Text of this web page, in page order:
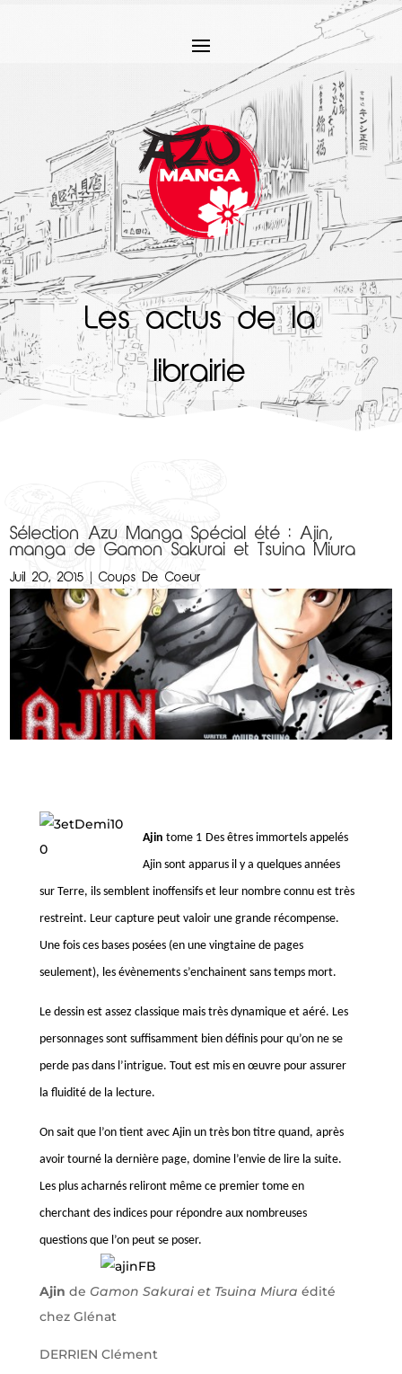
Les actus de la
librairie
Sélection Azu Manga Spécial été : Ajin,
manga de Gamon Sakurai et Tsuina Miura
Juil 20, 2015 |Coups De Coeur
Ajin tome 1 Des êtres immortels appelés
Ajin sont apparus il y a quelques années
sur Terre, ils semblent inoffensifs et leur nombre connu est très
restreint. Leur capture peut valoir une grande récompense.
Une fois ces bases posées (en une vingtaine de pages
seulement), les évènements s’enchainent sans temps mort.
Le dessin est assez classique mais très dynamique et aéré. Les
personnages sont suffisamment bien définis pour qu’on ne se
perde pas dans l’intrigue. Tout est mis en œuvre pour assurer
la fluidité de la lecture.
On sait que l’on tient avec Ajin un très bon titre quand, après
avoir tourné la dernière page, domine l’envie de lire la suite.
Les plus acharnés reliront même ce premier tome en
cherchant des indices pour répondre aux nombreuses
questions que l’on peut se poser.
Ajin de Gamon Sakurai et Tsuina Miura édité
chez Glénat
DERRIEN Clément